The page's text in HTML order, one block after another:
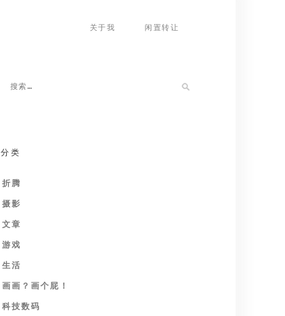
关于我 闲置转让
分类
折腾
摄影
文章
游戏
生活
画画？画个屁！
科技数码